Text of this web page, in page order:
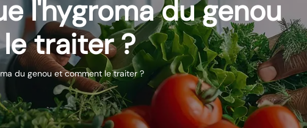
l'hygroma du genou
traiter ?
du genou et comment le traiter ?